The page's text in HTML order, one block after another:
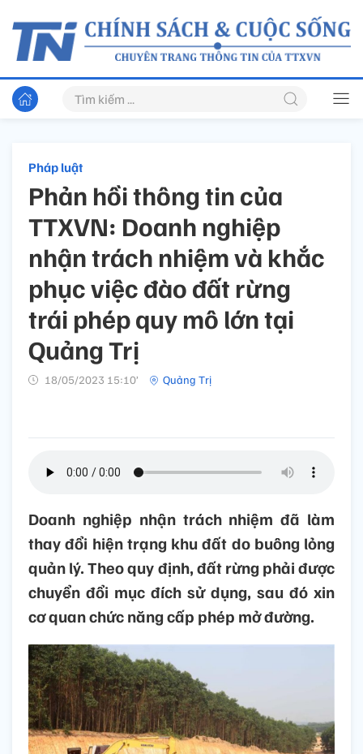
Pháp luật
Phản hồi thông tin của
TTXVN: Doanh nghiệp
nhận trách nhiệm và khắc
phục việc đào đất rừng
trái phép quy mô lớn tại
Quảng Trị
18/05/2023 15:10’ Quảng Trị
Doanh nghiệp nhận trách nhiệm đã làm
thay đổi hiện trạng khu đất do buông lỏng
quản lý. Theo quy định, đất rừng phải được
chuyển đổi mục đích sử dụng, sau đó xin
cơ quan chức năng cấp phép mở đường.